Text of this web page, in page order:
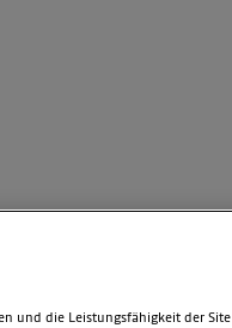
und die Leistungsfähigkeit der Site